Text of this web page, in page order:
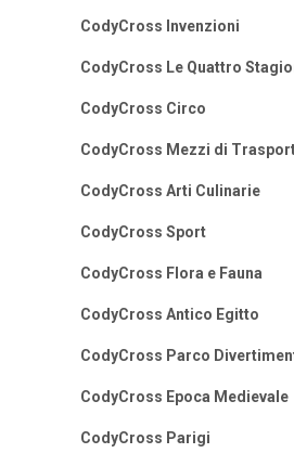
CodyCross Invenzioni
CodyCross Le Quattro
CodyCross Circo
CodyCross Mezzi di
CodyCross Arti Culinarie
CodyCross Sport
CodyCross Flora e Fauna
CodyCross Antico Egitto
CodyCross Parco
CodyCross Epoca Medievale
CodyCross Parigi